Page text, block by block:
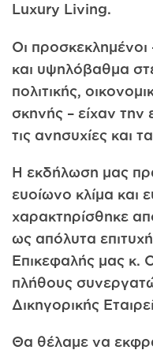
Luxury Living.
Οι προσκεκλημένοι
και υψηλόβαθμα
πολιτικής,
σκηνής – είχαν
τις ανησυχίες και
Η εκδήλωση μας
ευοίωνο κλίμα και
χαρακτηρίσθηκε
ως απόλυτα
Επικεφαλής μας κ.
πλήθους
Δικηγορικής
Θα θέλαμε να